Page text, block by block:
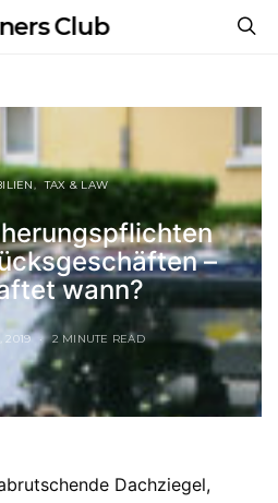
Club
TAX & LAW
–
wann?
2019 2 MINUTE READ
Dachziegel,